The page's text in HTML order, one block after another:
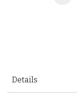
Details